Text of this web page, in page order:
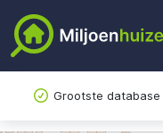
Grootste